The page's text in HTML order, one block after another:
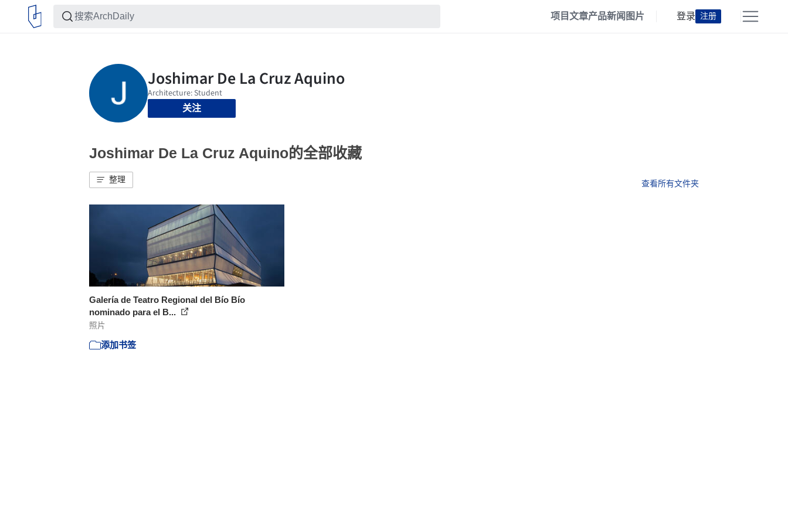
项目文章产品新闻 图片 登录 注册
关注
Joshimar De La Cruz Aquino的全部收藏
整理 查看所有文件夹
Galería de Teatro Regional del Bío Bío
nominado para el B...
照片
添加书签